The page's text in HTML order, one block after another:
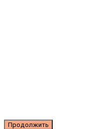
Продолжить